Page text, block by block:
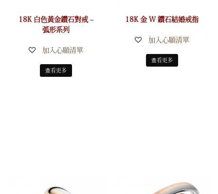
18K 白色黃金鑽石對戒 –
弧形系列
加入心願清單
查看更多
18K 金 W 鑽石結婚戒指
加入心願清單
查看更多